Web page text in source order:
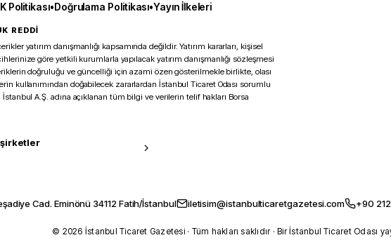
Politikası•Doğrulama Politikası•Yayın İlkeleri
REDDİ
yatırım danışmanlığı kapsamında değildir. Yatırım kararları, kişisel
göre yetkili kurumlarla yapılacak yatırım danışmanlığı sözleşmesi
doğruluğu ve güncelliği için azami özen gösterilmekle birlikte, olası
kullanımından doğabilecek zararlardan İstanbul Ticaret Odası sorumlu
A.Ş. adına açıklanan tüm bilgi ve verilerin telif hakları Borsa
şirketler
Cad. Eminönü 34112 Fatih/İstanbul iletisim@istanbulticaretgazetesi.com +90
© 2026 İstanbul Ticaret Gazetesi · Tüm hakları saklıdır · Bir İstanbul Ticaret Odası